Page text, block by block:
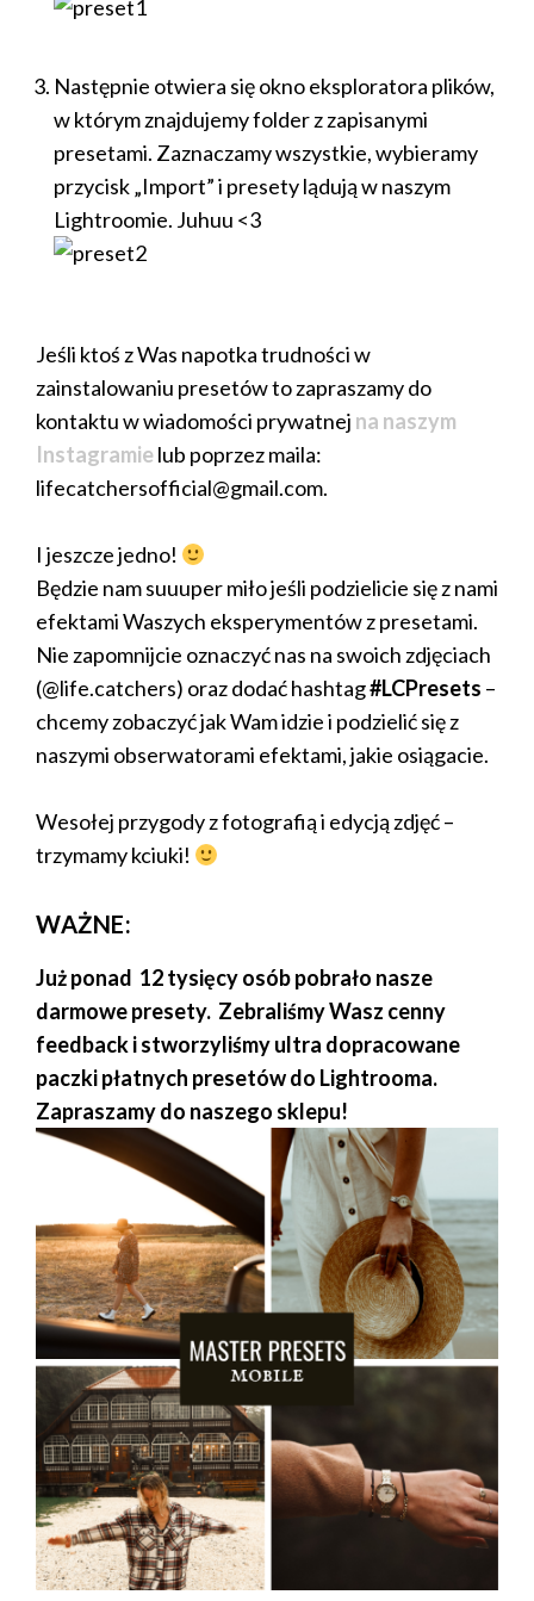
Następnie otwiera się okno eksploratora plików,
w którym znajdujemy folder z zapisanymi
presetami. Zaznaczamy wszystkie, wybieramy
przycisk „Import” i presety lądują w naszym
Lightroomie. Juhuu <3
Jeśli ktoś z Was napotka trudności w
zainstalowaniu presetów to zapraszamy do
kontaktu w wiadomości prywatnej na naszym
Instagramielub poprzez maila:
lifecatchersofficial@gmail.com.
I jeszcze jedno!
Będzie nam suuuper miło jeśli podzielicie się z nami
efektami Waszych eksperymentów z presetami.
Nie zapomnijcie oznaczyć nas na swoich zdjęciach
(@life.catchers) oraz dodać hashtag#LCPresets –
chcemy zobaczyć jak Wam idzie i podzielić się z
naszymi obserwatorami efektami, jakie osiągacie.
Wesołej przygody z fotografią i edycją zdjęć –
trzymamy kciuki!
WAŻNE:
Już ponad 12 tysięcy osób pobrało nasze
darmowe presety. Zebraliśmy Wasz cenny
feedback i stworzyliśmy ultra dopracowane
paczki płatnych presetów do Lightrooma.
Zapraszamy do naszego sklepu!